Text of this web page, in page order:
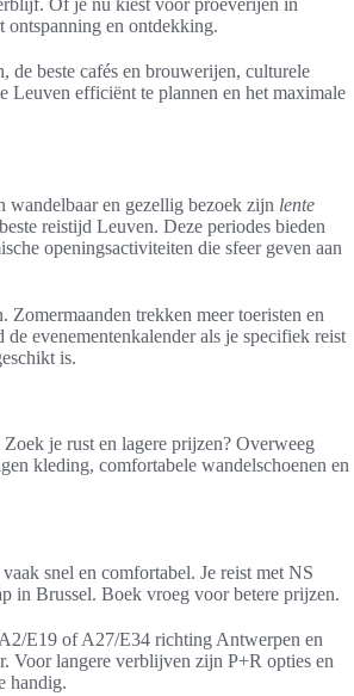
Of je nu kiest voor proeverijen in
ontspanning en ontdekking.
de beste cafés en brouwerijen, culturele
Leuven efficiënt te plannen en het maximale
wandelbaar en gezellig bezoek zijn lente
reistijd Leuven. Deze periodes bieden
openingsactiviteiten die sfeer geven aan
trekken meer toeristen en
evenementenkalender als je specifiek reist
is.
je rust en lagere prijzen? Overweeg
kleding, comfortabele wandelschoenen en
snel en comfortabel. Je reist met NS
in Brussel. Boek vroeg voor betere prijzen.
E19 of A27/E34 richting Antwerpen en
Voor langere verblijven zijn P+R opties en
handig.